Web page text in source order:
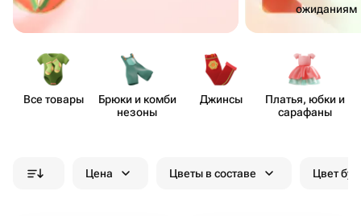
ожиданиям
Все товары
Брюки и комби​
незоны
Джинсы
Платья, юбки и
сарафаны
Цена Цветы в составе Цвет